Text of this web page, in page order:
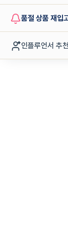
품절 상품 재입
인플루언서 추천